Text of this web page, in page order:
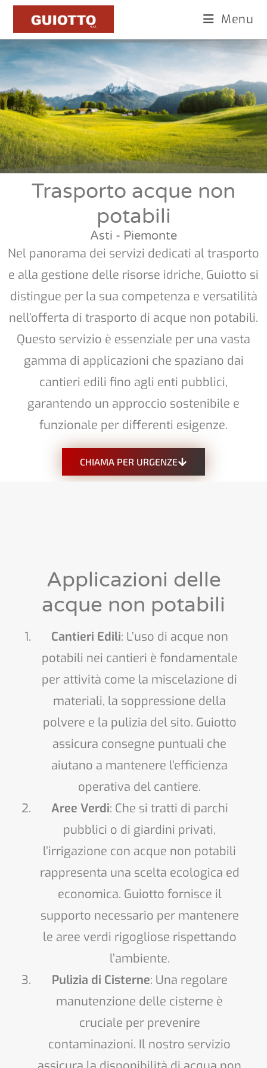
Menu
Trasporto acque non
potabili
Asti - Piemonte
Nel panorama dei servizi dedicati al trasporto
e alla gestione delle risorse idriche, Guiotto si
distingue per la sua competenza e versatilità
nell’offerta di trasporto di acque non potabili.
Questo servizio è essenziale per una vasta
gamma di applicazioni che spaziano dai
cantieri edili fino agli enti pubblici,
garantendo un approccio sostenibile e
funzionale per differenti esigenze.
CHIAMA PER URGENZE
Applicazioni delle
acque non potabili
Cantieri Edili: L’uso di acque non
potabili nei cantieri è fondamentale
per attività come la miscelazione di
materiali, la soppressione della
polvere e la pulizia del sito. Guiotto
assicura consegne puntuali che
aiutano a mantenere l’efficienza
operativa del cantiere.
Aree Verdi: Che si tratti di parchi
pubblici o di giardini privati,
l’irrigazione con acque non potabili
rappresenta una scelta ecologica ed
economica. Guiotto fornisce il
supporto necessario per mantenere
le aree verdi rigogliose rispettando
l’ambiente.
Pulizia di Cisterne: Una regolare
manutenzione delle cisterne è
cruciale per prevenire
contaminazioni. Il nostro servizio